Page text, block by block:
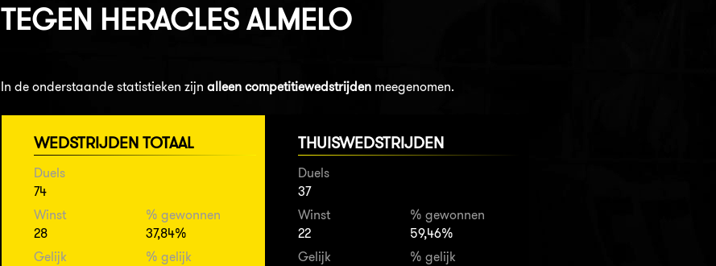
TEGEN HERACLES ALMELO
In de onderstaande statistieken zijn alleen competitiewedstrijdenmeegenomen.
WEDSTRIJDEN TOTAAL
Duels
74
Winst
28
% gewonnen
37,84%
Gelijk
% gelijk
THUISWEDSTRIJDEN
Duels
37
Winst
22
% gewonnen
59,46%
Gelijk
% gelijk